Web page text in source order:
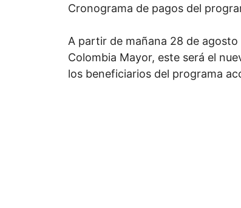
Cronograma de pagos del
A partir de mañana 28 de
Colombia Mayor, este será el
los beneficiarios del programa